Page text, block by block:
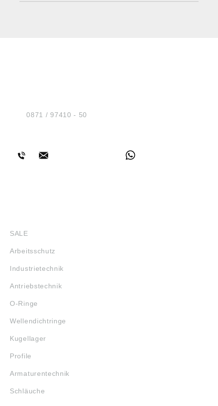
Tel.:0871 / 97410 - 50
SALE
Arbeitsschutz
Industrietechnik
Antriebstechnik
O-Ringe
Wellendichtringe
Kugellager
Profile
Armaturentechnik
Schläuche